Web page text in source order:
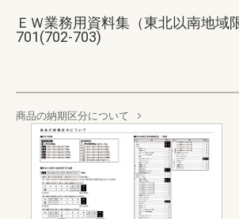
ＥＷ業務用資料集（東北以南地域
701(702-703)
商品の納期区分について